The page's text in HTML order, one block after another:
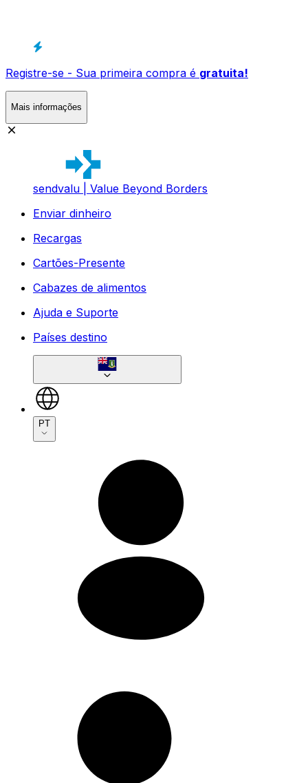
Registre-se - Sua primeira compra é gratuita!
Mais informações
sendvalu | Value Beyond Borders
Enviar dinheiro
Recargas
Cartões-Presente
Cabazes de alimentos
Ajuda e Suporte
Países destino
PT